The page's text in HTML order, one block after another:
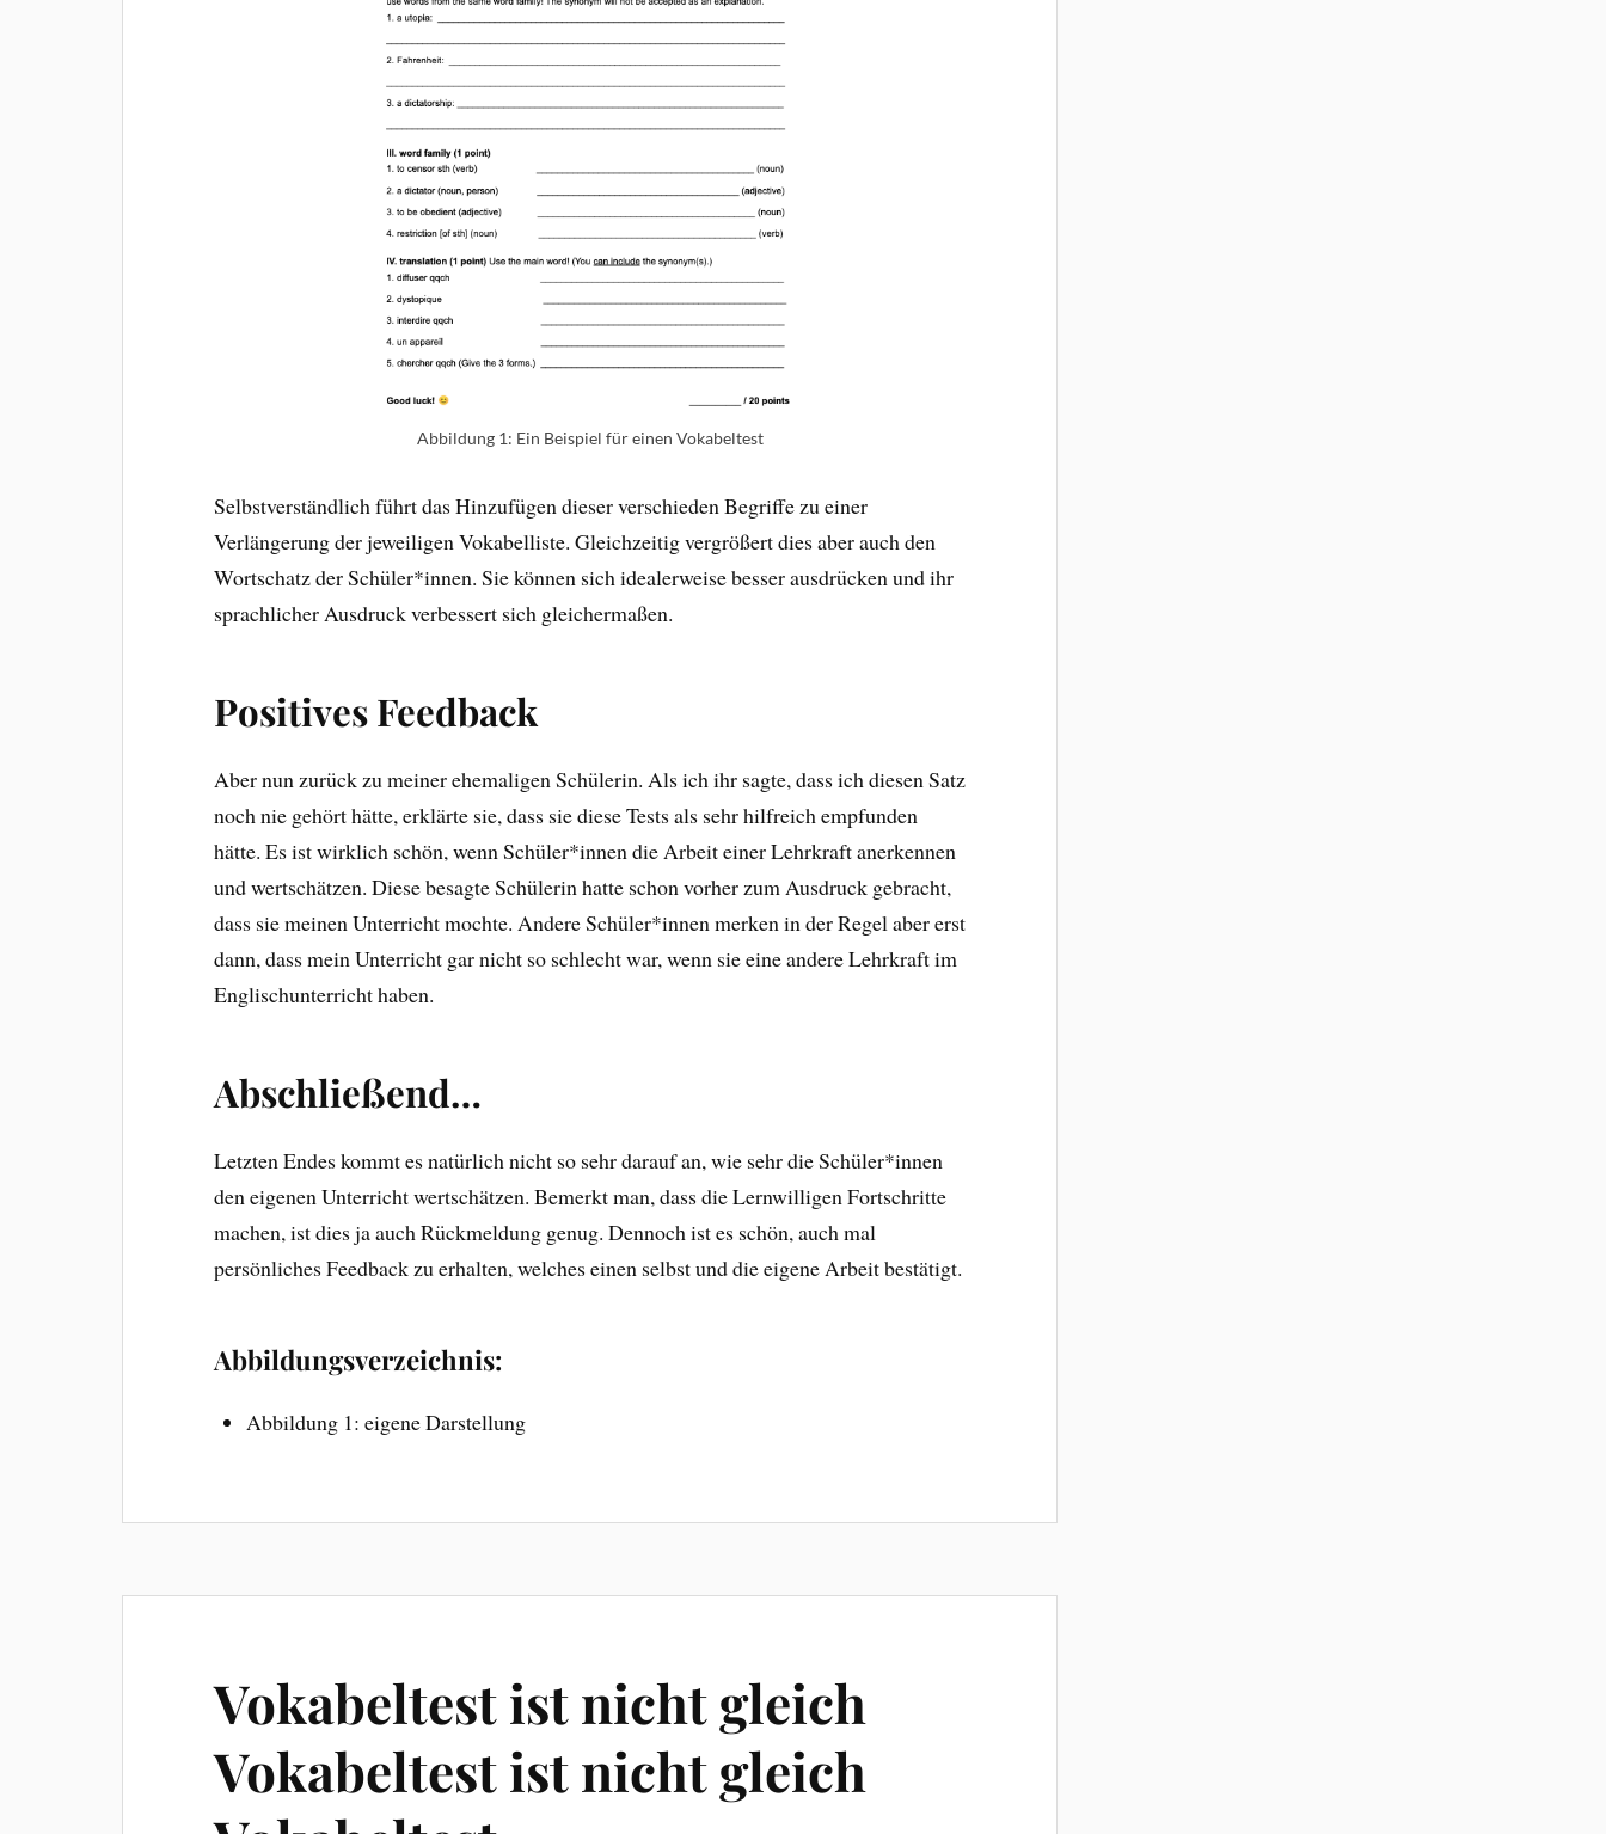
Abbildung 1: Ein Beispiel für einen Vokabeltest
Selbstverständlich führt das Hinzufügen dieser verschieden Begriffe zu einer
Verlängerung der jeweiligen Vokabelliste. Gleichzeitig vergrößert dies aber auch den
Wortschatz der Schüler*innen. Sie können sich idealerweise besser ausdrücken und ihr
sprachlicher Ausdruck verbessert sich gleichermaßen.
Positives Feedback
Aber nun zurück zu meiner ehemaligen Schülerin. Als ich ihr sagte, dass ich diesen Satz
noch nie gehört hätte, erklärte sie, dass sie diese Tests als sehr hilfreich empfunden
hätte. Es ist wirklich schön, wenn Schüler*innen die Arbeit einer Lehrkraft anerkennen
und wertschätzen. Diese besagte Schülerin hatte schon vorher zum Ausdruck gebracht,
dass sie meinen Unterricht mochte. Andere Schüler*innen merken in der Regel aber erst
dann, dass mein Unterricht gar nicht so schlecht war, wenn sie eine andere Lehrkraft im
Englischunterricht haben.
Abschließend…
Letzten Endes kommt es natürlich nicht so sehr darauf an, wie sehr die Schüler*innen
den eigenen Unterricht wertschätzen. Bemerkt man, dass die Lernwilligen Fortschritte
machen, ist dies ja auch Rückmeldung genug. Dennoch ist es schön, auch mal
persönliches Feedback zu erhalten, welches einen selbst und die eigene Arbeit bestätigt.
Abbildungsverzeichnis:
Abbildung 1: eigene Darstellung
Vokabeltest ist nicht gleich
Vokabeltest ist nicht gleich